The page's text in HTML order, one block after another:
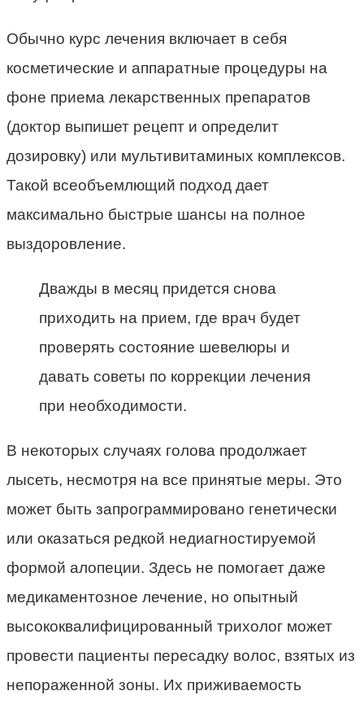
Обычно курс лечения включает в себя
косметические и аппаратные процедуры на
фоне приема лекарственных препаратов
(доктор выпишет рецепт и определит
дозировку) или мультивитаминых комплексов.
Такой всеобъемлющий подход дает
максимально быстрые шансы на полное
выздоровление.
Дважды в месяц придется снова
приходить на прием, где врач будет
проверять состояние шевелюры и
давать советы по коррекции лечения
при необходимости.
В некоторых случаях голова продолжает
лысеть, несмотря на все принятые меры. Это
может быть запрограммировано генетически
или оказаться редкой недиагностируемой
формой алопеции. Здесь не помогает даже
медикаментозное лечение, но опытный
высококвалифицированный трихолог может
провести пациенты пересадку волос, взятых из
непораженной зоны. Их приживаемость